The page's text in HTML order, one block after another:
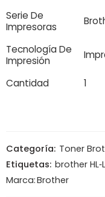
Serie De
Impresoras
Tecnología De
Impresión
Cantidad 1
Categoría: Toner
Etiquetas: brother
Marca:Brother